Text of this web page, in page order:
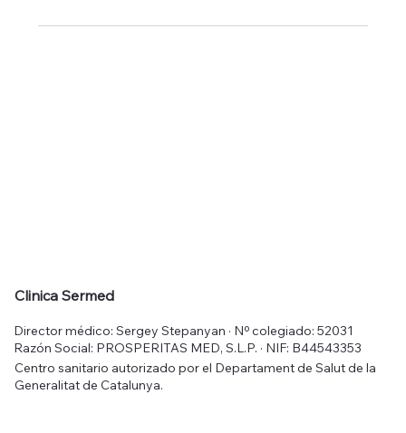
Clinica Sermed
Director médico: Sergey Stepanyan · Nº colegiado: 52031
Razón Social: PROSPERITAS MED, S.L.P. · NIF: B44543353
Centro sanitario autorizado por el Departament de Salut de la
Generalitat de Catalunya.